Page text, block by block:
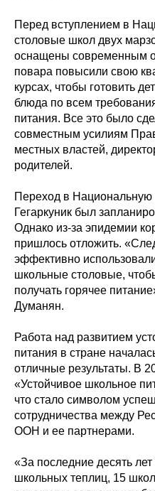
Перед вступлением в
столовые школ двух
оснащены современным
повара повысили свою
курсах, чтобы готовить
блюда по всем
питания. Все это было
совместным усилиям
местных властей,
родителей.
Переход в Национальную
Гегаркуник был
Однако из-за эпидемии
пришлось отложить.
эффективно
школьные столовые,
получать горячее
Думанян.
Работа над развитием
питания в стране
отличные результаты. В
«Устойчивое школьное
что стало символом
сотрудничества между
ООН и ее партнерами.
«За последние десять
школьных теплиц, 15